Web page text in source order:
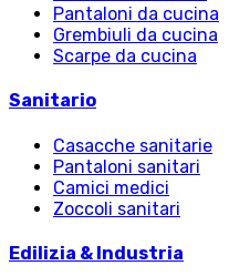
Pantaloni da cucina
Grembiuli da cucina
Scarpe da cucina
Sanitario
Casacche sanitarie
Pantaloni sanitari
Camici medici
Zoccoli sanitari
Edilizia & Industria